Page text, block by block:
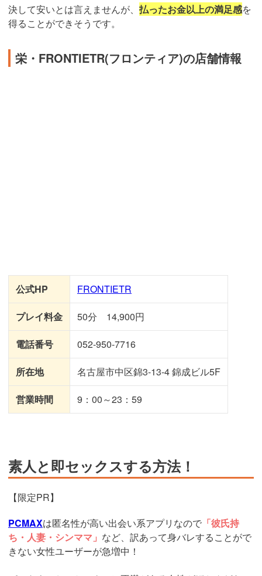
決して安いとは言えませんが、 払ったお金以上の満足感を
得ることができそうです。
栄・FRONTIETR(フロンティア)の店舗情報
公式HP FRONTIETR
プレイ料金 50分 14,900円
電話番号 052-950-7716
所在地 名古屋市中区錦3-13-4 錦成ビル5F
営業時間 9：00～23：59
素人と即セックスする方法！
【限定PR】
PCMAXは匿名性が高い出会い系アプリなので 「彼氏持
ち・人妻・シンママ」 など、訳あって身バレすることがで
きない女性ユーザーが急増中！